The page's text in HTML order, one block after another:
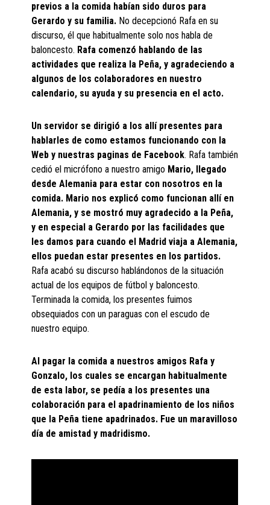
previos a la comida habían sido duros para
Gerardo y su familia. No decepcionó Rafa en su
discurso, él que habitualmente solo nos habla de
baloncesto. Rafa comenzó hablando de las
actividades que realiza la Peña, y agradeciendo a
algunos de los colaboradores en nuestro
calendario, su ayuda y su presencia en el acto.
Un servidor se dirigió a los allí presentes para
hablarles de como estamos funcionando con la
Web y nuestras paginas de Facebook. Rafa también
cedió el micrófono a nuestro amigo Mario, llegado
desde Alemania para estar con nosotros en la
comida. Mario nos explicó como funcionan allí en
Alemania, y se mostró muy agradecido a la Peña,
y en especial a Gerardo por las facilidades que
les damos para cuando el Madrid viaja a Alemania,
ellos puedan estar presentes en los partidos.
Rafa acabó su discurso hablándonos de la situación
actual de los equipos de fútbol y baloncesto.
Terminada la comida, los presentes fuimos
obsequiados con un paraguas con el escudo de
nuestro equipo.
Al pagar la comida a nuestros amigos Rafa y
Gonzalo, los cuales se encargan habitualmente
de esta labor, se pedía a los presentes una
colaboración para el apadrinamiento de los niños
que la Peña tiene apadrinados. Fue un maravilloso
día de amistad y madridismo.